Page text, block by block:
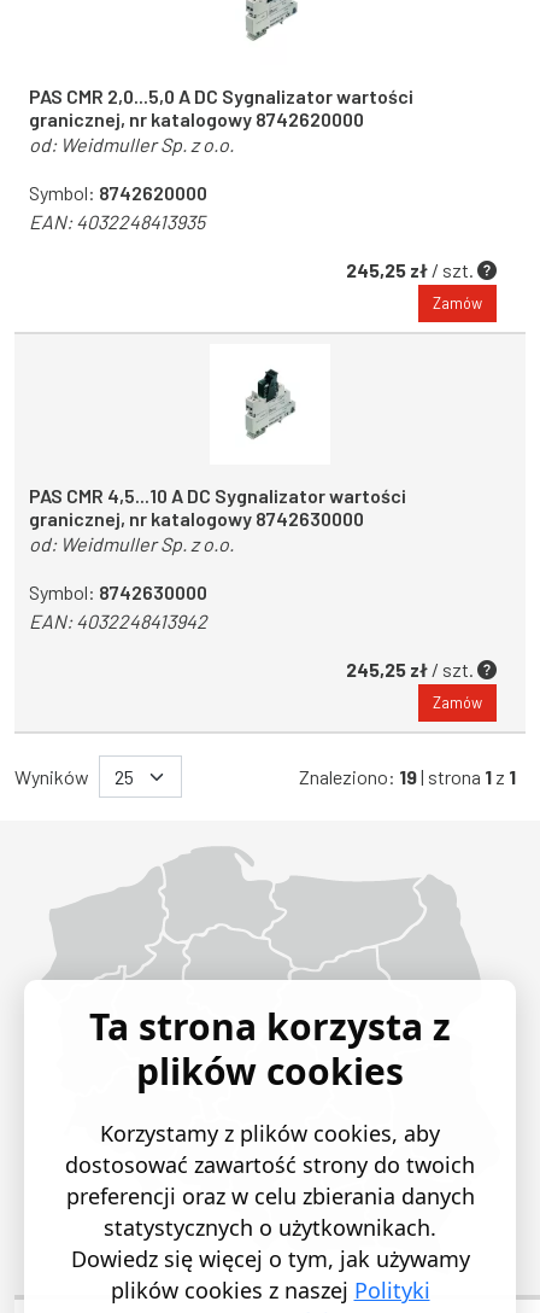
PAS CMR 2,0...5,0 A DC Sygnalizator wartości
granicznej, nr katalogowy 8742620000
od: Weidmuller Sp. z o.o.
Symbol: 8742620000
EAN:4032248413935
245,25 zł / szt.
Zamów
PAS CMR 4,5...10 A DC Sygnalizator wartości
granicznej, nr katalogowy 8742630000
od: Weidmuller Sp. z o.o.
Symbol: 8742630000
EAN:4032248413942
245,25 zł / szt.
Zamów
Wyników Znaleziono: 19| strona 1 z 1
Ta strona korzysta z
plików cookies
Korzystamy z plików cookies, aby
dostosować zawartość strony do twoich
preferencji oraz w celu zbierania danych
statystycznych o użytkownikach.
Dowiedz się więcej o tym, jak używamy
plików cookies z naszej Polityki